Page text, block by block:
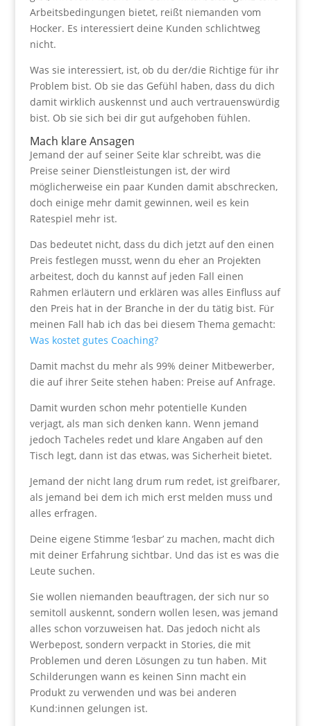
Arbeitsbedingungen bietet, reißt niemanden vom
Hocker. Es interessiert deine Kunden schlichtweg
nicht.
Was sie interessiert, ist, ob du der/die Richtige für ihr
Problem bist. Ob sie das Gefühl haben, dass du dich
damit wirklich auskennst und auch vertrauenswürdig
bist. Ob sie sich bei dir gut aufgehoben fühlen.
Mach klare Ansagen
Jemand der auf seiner Seite klar schreibt, was die
Preise seiner Dienstleistungen ist, der wird
möglicherweise ein paar Kunden damit abschrecken,
doch einige mehr damit gewinnen, weil es kein
Ratespiel mehr ist.
Das bedeutet nicht, dass du dich jetzt auf den einen
Preis festlegen musst, wenn du eher an Projekten
arbeitest, doch du kannst auf jeden Fall einen
Rahmen erläutern und erklären was alles Einfluss auf
den Preis hat in der Branche in der du tätig bist. Für
meinen Fall hab ich das bei diesem Thema gemacht:
Was kostet gutes Coaching?
Damit machst du mehr als 99% deiner Mitbewerber,
die auf ihrer Seite stehen haben: Preise auf Anfrage.
Damit wurden schon mehr potentielle Kunden
verjagt, als man sich denken kann. Wenn jemand
jedoch Tacheles redet und klare Angaben auf den
Tisch legt, dann ist das etwas, was Sicherheit bietet.
Jemand der nicht lang drum rum redet, ist greifbarer,
als jemand bei dem ich mich erst melden muss und
alles erfragen.
Deine eigene Stimme ‘lesbar’ zu machen, macht dich
mit deiner Erfahrung sichtbar. Und das ist es was die
Leute suchen.
Sie wollen niemanden beauftragen, der sich nur so
semitoll auskennt, sondern wollen lesen, was jemand
alles schon vorzuweisen hat. Das jedoch nicht als
Werbepost, sondern verpackt in Stories, die mit
Problemen und deren Lösungen zu tun haben. Mit
Schilderungen wann es keinen Sinn macht ein
Produkt zu verwenden und was bei anderen
Kund:innen gelungen ist.